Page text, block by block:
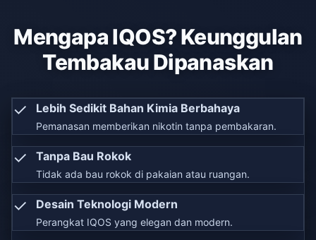
Mengapa IQOS? Keunggulan
Tembakau Dipanaskan
✓ Lebih Sedikit Bahan Kimia Berbahaya
Pemanasan memberikan nikotin tanpa pembakaran.
✓ Tanpa Bau Rokok
Tidak ada bau rokok di pakaian atau ruangan.
✓ Desain Teknologi Modern
Perangkat IQOS yang elegan dan modern.